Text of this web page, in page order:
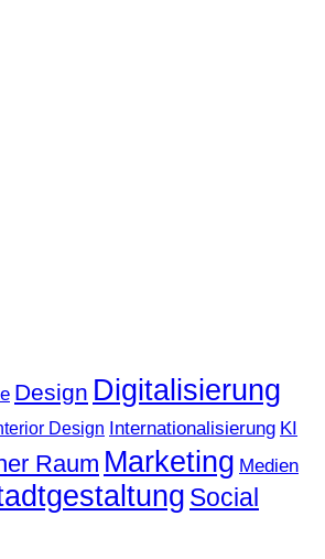
Design Digitalisierung
Design Internationalisierung KI
Raum Marketing Medien
Social